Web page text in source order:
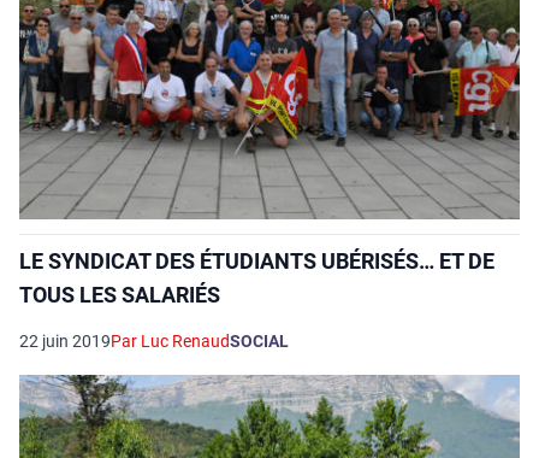
LE SYNDICAT DES ÉTUDIANTS UBÉRISÉS… ET DE
TOUS LES SALARIÉS
22 juin 2019Par Luc RenaudSOCIAL